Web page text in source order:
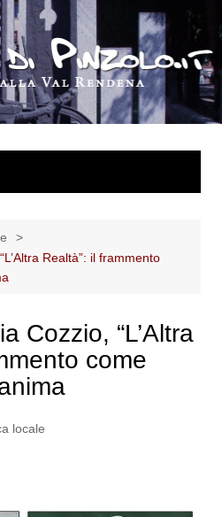
Realtà”: il frammento
Cozzio, “L’Altra
come
locale